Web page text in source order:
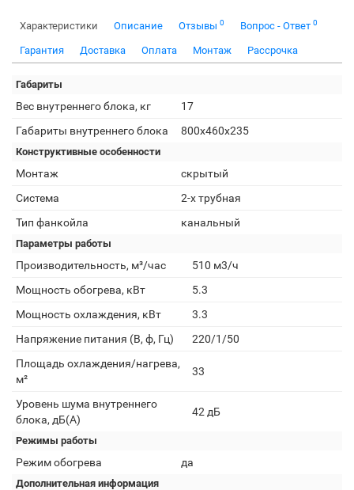
Характеристики Описание Отзывы 0 Вопрос - Ответ 0
Гарантия Доставка Оплата Монтаж Рассрочка
Габариты
Вес внутреннего блока, кг
17
Габариты внутреннего блока
800х460х235
Конструктивные особенности
Монтаж
скрытый
Система
2-х трубная
Тип фанкойла
канальный
Параметры работы
Производительность, м³/час
510 м3/ч
Мощность обогрева, кВт
5.3
Мощность охлаждения, кВт
3.3
Напряжение питания (В, ф, Гц)
220/1/50
Площадь охлаждения/нагрева,
м²
33
Уровень шума внутреннего
блока, дБ(А)
42 дБ
Режимы работы
Режим обогрева да
Дополнительная информация